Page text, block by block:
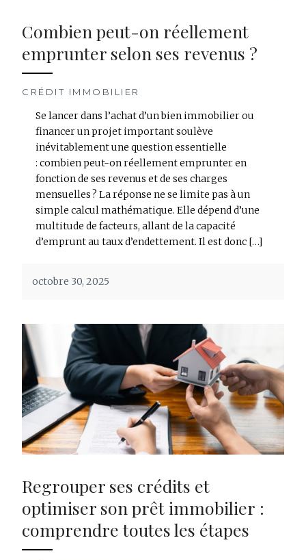
Combien peut-on réellement
emprunter selon ses revenus ?
CRÉDIT IMMOBILIER
Se lancer dans l’achat d’un bien immobilier ou
financer un projet important soulève
inévitablement une question essentielle
: combien peut-on réellement emprunter en
fonction de ses revenus et de ses charges
mensuelles ? La réponse ne se limite pas à un
simple calcul mathématique. Elle dépend d’une
multitude de facteurs, allant de la capacité
d’emprunt au taux d’endettement. Il est donc […]
octobre 30, 2025
Regrouper ses crédits et
optimiser son prêt immobilier :
comprendre toutes les étapes